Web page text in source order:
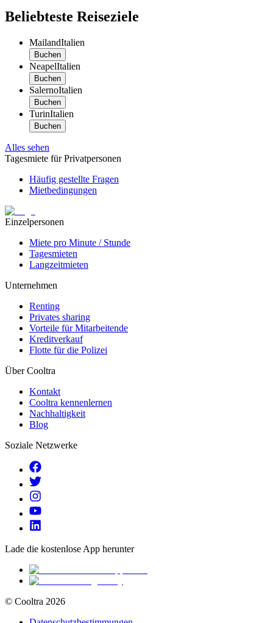
Beliebteste Reiseziele
MailandItalien
Buchen
NeapelItalien
Buchen
SalernoItalien
Buchen
TurinItalien
Buchen
Alles sehen
Tagesmiete für Privatpersonen
Häufig gestellte Fragen
Mietbedingungen
Einzelpersonen
Miete pro Minute / Stunde
Tagesmieten
Langzeitmieten
Unternehmen
Renting
Privates sharing
Vorteile für Mitarbeitende
Kreditverkauf
Flotte für die Polizei
Über Cooltra
Kontakt
Cooltra kennenlernen
Nachhaltigkeit
Blog
Soziale Netzwerke
Lade die kostenlose App herunter
© Cooltra 2026